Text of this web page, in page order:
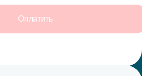
Оплатить